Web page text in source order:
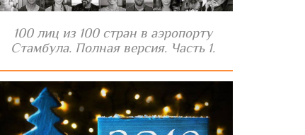
100 лиц из 100 стран в аэропорту
Стамбула. Полная версия. Часть 1.